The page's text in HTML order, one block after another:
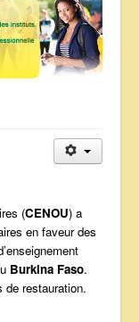
(CENOU) a
en faveur des
Burkina Faso.
de restauration.